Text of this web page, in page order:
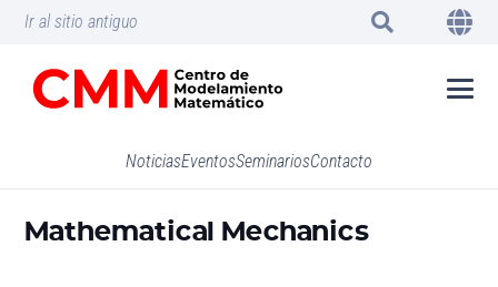
Ir al sitio antiguo
NoticiasEventosSeminariosContacto
Mathematical Mechanics